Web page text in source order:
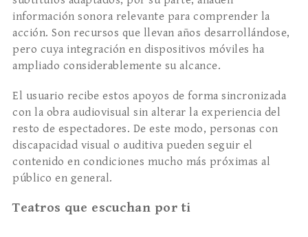
información sonora relevante para comprender la
acción. Son recursos que llevan años desarrollándose,
pero cuya integración en dispositivos móviles ha
ampliado considerablemente su alcance.
El usuario recibe estos apoyos de forma sincronizada
con la obra audiovisual sin alterar la experiencia del
resto de espectadores. De este modo, personas con
discapacidad visual o auditiva pueden seguir el
contenido en condiciones mucho más próximas al
público en general.
Teatros que escuchan por ti